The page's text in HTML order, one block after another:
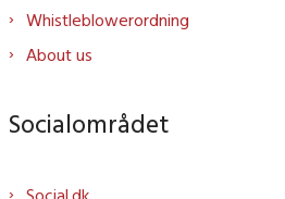
Whistleblowerordning
About us
Socialområdet